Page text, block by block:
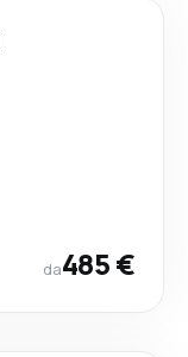
da485 €